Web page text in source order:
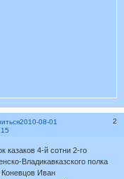
2
2010-08-01
казаков 4-й сотни 2-го
Владикавказского полка
Коневцов Иван